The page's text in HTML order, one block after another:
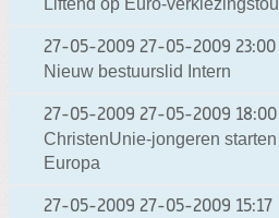
Liftend op Euro-
27-05-2009 27-05-2009 23:00
Nieuw bestuurslid Intern
27-05-2009 27-05-2009 18:00
ChristenUnie-jongeren
Europa
27-05-2009 27-05-2009 15:17